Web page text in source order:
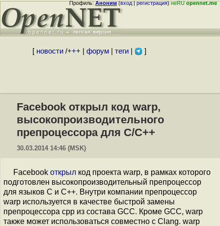
Профиль:Аноним(вход|регистрация)неRUopennet.me
[ новости/+++ форум| теги| ]
Facebook открыл код warp,
высокопроизводительного
препроцессора для C/C++
30.03.2014 14:46 (MSK)
Facebook открыл код проекта warp, в рамках которого
подготовлен высокопроизводительный препроцессор
для языков C и C++. Внутри компании препроцессор
warp используется в качестве быстрой замены
препроцессора cpp из состава GCC. Кроме GCC, warp
также может использоваться совместно с Clang. warp